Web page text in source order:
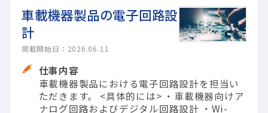
車載機器製品の電子回路設
計
掲載開始日：2026.06.11
仕事内容
車載機器製品における電子回路設計を担当い
ただきます。 <具体的には> ・車載機器向けア
ナログ回路およびデジタル回路設計 ・Wi-